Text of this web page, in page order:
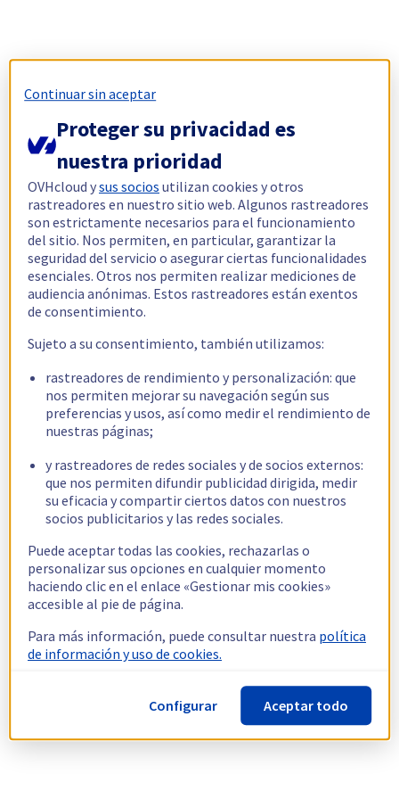
Continuar sin aceptar
Proteger su privacidad es
nuestra prioridad
OVHcloud ysus socios utilizan cookies y otros
rastreadores en nuestro sitio web. Algunos rastreadores
son estrictamente necesarios para el funcionamiento
del sitio. Nos permiten, en particular, garantizar la
seguridad del servicio o asegurar ciertas funcionalidades
esenciales. Otros nos permiten realizar mediciones de
audiencia anónimas. Estos rastreadores están exentos
de consentimiento.
Sujeto a su consentimiento, también utilizamos:
rastreadores de rendimiento y personalización: que
nos permiten mejorar su navegación según sus
preferencias y usos, así como medir el rendimiento de
nuestras páginas;
y rastreadores de redes sociales y de socios externos:
que nos permiten difundir publicidad dirigida, medir
su eficacia y compartir ciertos datos con nuestros
socios publicitarios y las redes sociales.
Puede aceptar todas las cookies, rechazarlas o
personalizar sus opciones en cualquier momento
haciendo clic en el enlace «Gestionar mis cookies»
accesible al pie de página.
Para más información, puede consultar nuestra política
de información y uso de cookies.
Configurar Aceptar todo